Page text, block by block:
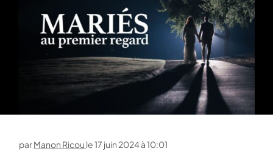
parManon Ricou le17 juin 2024 à 10:01